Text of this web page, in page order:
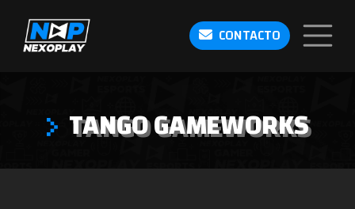
CONTACTO
TANGO GAMEWORKS